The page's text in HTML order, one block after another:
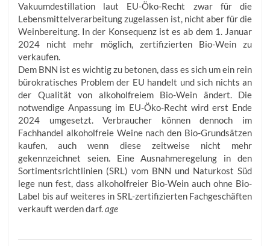
Vakuumdestillation laut EU-Öko-Recht zwar für die
Lebensmittelverarbeitung zugelassen ist, nicht aber für die
Weinbereitung. In der Konsequenz ist es ab dem 1. Januar
2024 nicht mehr möglich, zertifizierten Bio-Wein zu
verkaufen.
Dem BNN ist es wichtig zu betonen, dass es sich um ein rein
bürokratisches Problem der EU handelt und sich nichts an
der Qualität von alkoholfreiem Bio-Wein ändert. Die
notwendige Anpassung im EU-Öko-Recht wird erst Ende
2024 umgesetzt. Verbraucher können dennoch im
Fachhandel alkoholfreie Weine nach den Bio-Grundsätzen
kaufen, auch wenn diese zeitweise nicht mehr
gekennzeichnet seien. Eine Ausnahmeregelung in den
Sortimentsrichtlinien (SRL) vom BNN und Naturkost Süd
lege nun fest, dass alkoholfreier Bio-Wein auch ohne Bio-
Label bis auf weiteres in SRL-zertifizierten Fachgeschäften
verkauft werden darf.age